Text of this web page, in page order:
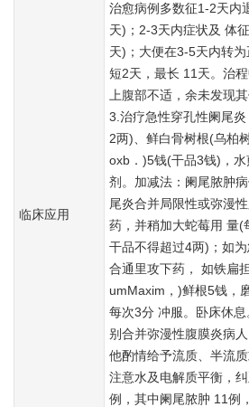
临床应用
治愈病例多数征1-2天内
天)；2-3天内症状及 体
天)；大便在3-5天内转
短2天，最长 11天。治
上腹部不适，余未发现
3.治疗急性穿孔性阑尾
2两)、鲜白骨树根(乌柏
oxb．)5钱(干品3钱)，
剂。加减法：阑尾脓肿
尾炎合并局限性或弥漫
药，并稍加大蛇莓用 量(
干品不得超过4两)；如
合通里攻下药， 如铁扁
umMaxim，)鲜根5钱，
每次3分 冲服。卧床休
别合并弥漫性腹膜炎病
他酌情给予流质、半流
注意水及电解质平衡，
例，其中阑尾脓肿 11例